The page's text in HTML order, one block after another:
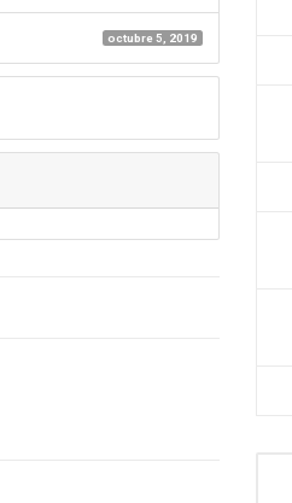
octubre 5, 2019